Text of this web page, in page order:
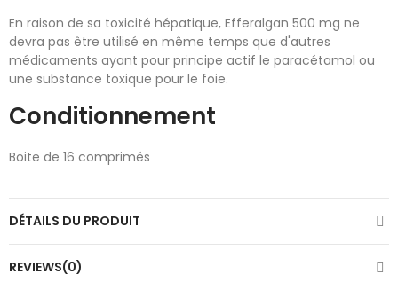
En raison de sa toxicité hépatique, Efferalgan 500 mg ne
devra pas être utilisé en même temps que d'autres
médicaments ayant pour principe actif le paracétamol ou
une substance toxique pour le foie.
Conditionnement
Boite de 16 comprimés
DÉTAILS DU PRODUIT
REVIEWS(0)